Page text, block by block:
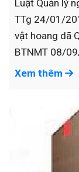
Luật Quản lý
TTg 24/01/
vật hoang dã
BTNMT 08/
Xem thêm